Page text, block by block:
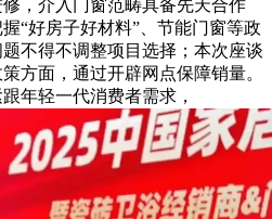
介入门窗范畴具备先天合作
“好房子好材料”、节能门窗等政
不得不调整项目选择；本次座谈
方面，通过开辟网点保障销量。
年轻一代消费者需求，